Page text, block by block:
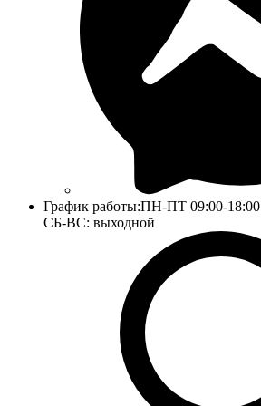
График работы:ПН-ПТ 09:00-18:00
СБ-ВС: выходной